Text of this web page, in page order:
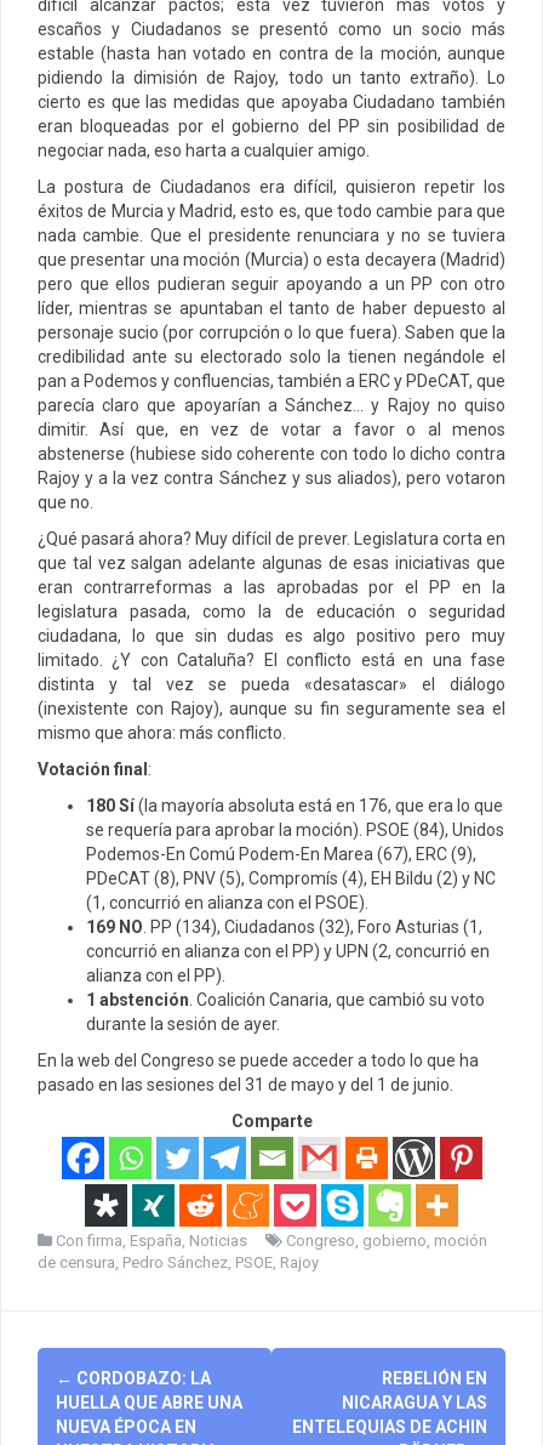
difícil alcanzar pactos; esta vez tuvieron más votos y
escaños y Ciudadanos se presentó como un socio más
estable (hasta han votado en contra de la moción, aunque
pidiendo la dimisión de Rajoy, todo un tanto extraño). Lo
cierto es que las medidas que apoyaba Ciudadano también
eran bloqueadas por el gobierno del PP sin posibilidad de
negociar nada, eso harta a cualquier amigo.
La postura de Ciudadanos era difícil, quisieron repetir los
éxitos de Murcia y Madrid, esto es, que todo cambie para que
nada cambie. Que el presidente renunciara y no se tuviera
que presentar una moción (Murcia) o esta decayera (Madrid)
pero que ellos pudieran seguir apoyando a un PP con otro
líder, mientras se apuntaban el tanto de haber depuesto al
personaje sucio (por corrupción o lo que fuera). Saben que la
credibilidad ante su electorado solo la tienen negándole el
pan a Podemos y confluencias, también a ERC y PDeCAT, que
parecía claro que apoyarían a Sánchez… y Rajoy no quiso
dimitir. Así que, en vez de votar a favor o al menos
abstenerse (hubiese sido coherente con todo lo dicho contra
Rajoy y a la vez contra Sánchez y sus aliados), pero votaron
que no.
¿Qué pasará ahora? Muy difícil de prever. Legislatura corta en
que tal vez salgan adelante algunas de esas iniciativas que
eran contrarreformas a las aprobadas por el PP en la
legislatura pasada, como la de educación o seguridad
ciudadana, lo que sin dudas es algo positivo pero muy
limitado. ¿Y con Cataluña? El conflicto está en una fase
distinta y tal vez se pueda «desatascar» el diálogo
(inexistente con Rajoy), aunque su fin seguramente sea el
mismo que ahora: más conflicto.
Votación final :
180 Sí(la mayoría absoluta está en 176, que era lo que
se requería para aprobar la moción). PSOE (84), Unidos
Podemos-En Comú Podem-En Marea (67), ERC (9),
PDeCAT (8), PNV (5), Compromís (4), EH Bildu (2) y NC
(1, concurrió en alianza con el PSOE).
169 NO . PP (134), Ciudadanos (32), Foro Asturias (1,
concurrió en alianza con el PP) y UPN (2, concurrió en
alianza con el PP).
1 abstención . Coalición Canaria, que cambió su voto
durante la sesión de ayer.
En la web del Congreso se puede acceder a todo lo que ha
pasado en las sesiones del 31 de mayo y del 1 de junio.
Comparte
Con firma España Noticias Congreso gobierno moción
de censura Pedro Sánchez PSOE Rajoy
Post
navigation
← CORDOBAZO: LA
HUELLA QUE ABRE UNA
NUEVA ÉPOCA EN
REBELIÓN EN
NICARAGUA Y LAS
ENTELEQUIAS DE ACHIN